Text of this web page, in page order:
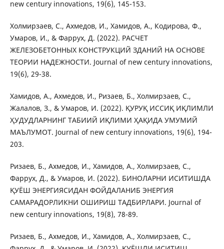
new century innovations, 19(6), 145-153.
Холмирзаев, С., Ахмедов, И., Хамидов, А., Кодирова, Ф.,
Умаров, И., & Фаррух, Д. (2022). РАСЧЕТ
ЖЕЛЕЗОБЕТОННЫХ КОНСТРУКЦИЙ ЗДАНИЙ НА ОСНОВЕ
ТЕОРИИ НАДЕЖНОСТИ. Journal of new century innovations,
19(6), 29-38.
Хамидов, А., Ахмедов, И., Ризаев, Б., Холмирзаев, С.,
Жалалов, З., & Умаров, И. (2022). ҚУРУҚ ИССИҚ ИҚЛИМЛИ
ҲУДУДЛАРНИНГ ТАБИИЙ ИҚЛИМИ ҲАҚИДА УМУМИЙ
МАЪЛУМОТ. Journal of new century innovations, 19(6), 194-
203.
Ризаев, Б., Ахмедов, И., Хамидов, А., Холмирзаев, С.,
Фаррух, Д., & Умаров, И. (2022). БИНОЛАРНИ ИСИТИШДА
ҚУЁШ ЭНЕРГИЯСИДАН ФОЙДАЛАНИБ ЭНЕРГИЯ
САМАРАДОРЛИКНИ ОШИРИШ ТАДБИРЛАРИ. Journal of
new century innovations, 19(8), 78-89.
Ризаев, Б., Ахмедов, И., Хамидов, А., Холмирзаев, С.,